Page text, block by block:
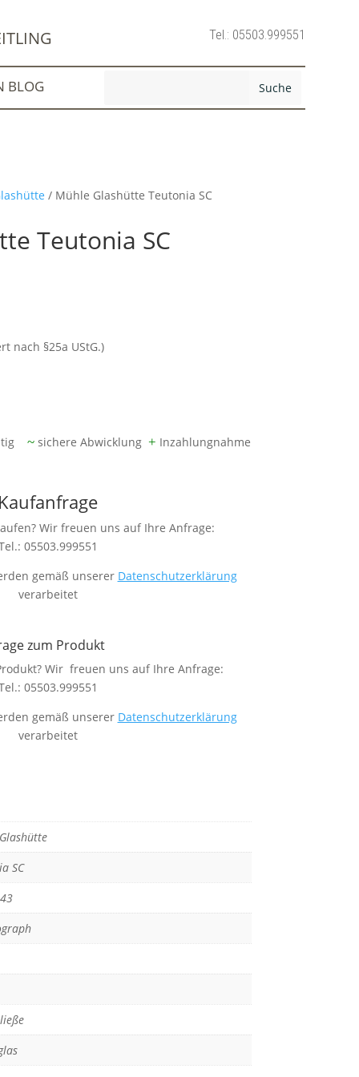
Tel.: 05503.999551
BLOG
/ Mühle Glashütte Teutonia SC
Teutonia SC
nach §25a UStG.)
~sichere Abwicklung + Inzahlungnahme
Wir freuen uns auf Ihre Anfrage:
05503.999551
gemäß unserer Datenschutzerklärung
verarbeitet
zum Produkt
Wir freuen uns auf Ihre Anfrage:
05503.999551
gemäß unserer Datenschutzerklärung
verarbeitet
SC